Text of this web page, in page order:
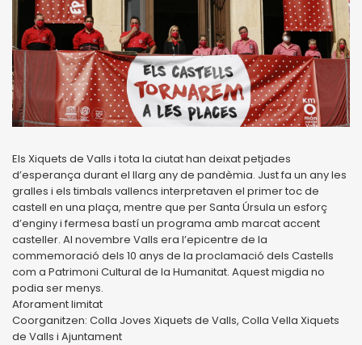
Els Xiquets de Valls i tota la ciutat han deixat petjades
d’esperança durant el llarg any de pandèmia. Just fa un any les
gralles i els timbals vallencs interpretaven el primer toc de
castell en una plaça, mentre que per Santa Úrsula un esforç
d’enginy i fermesa bastí un programa amb marcat accent
casteller. Al novembre Valls era l’epicentre de la
commemoració dels 10 anys de la proclamació dels Castells
com a Patrimoni Cultural de la Humanitat. Aquest migdia no
podia ser menys.
Aforament limitat
Coorganitzen: Colla Joves Xiquets de Valls, Colla Vella Xiquets
de Valls i Ajuntament